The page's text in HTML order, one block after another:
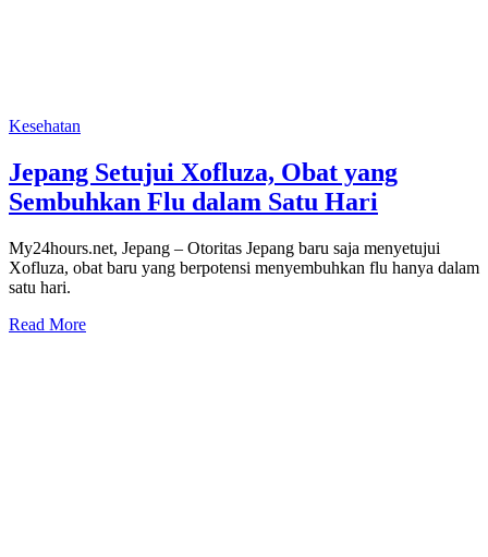
Kesehatan
Jepang Setujui Xofluza, Obat yang
Sembuhkan Flu dalam Satu Hari
My24hours.net, Jepang – Otoritas Jepang baru saja menyetujui
Xofluza, obat baru yang berpotensi menyembuhkan flu hanya dalam
satu hari.
Read More